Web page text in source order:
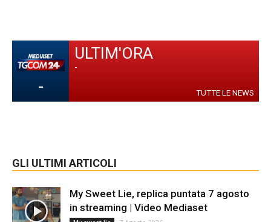
-
ULTIM'ORA
-
TUTTE LE NEWS
GLI ULTIMI ARTICOLI
My Sweet Lie, replica puntata 7 agosto
in streaming | Video Mediaset